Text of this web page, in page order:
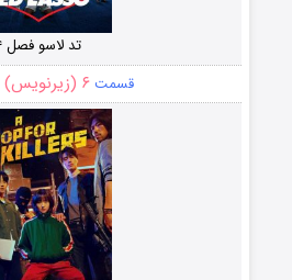
تد لاسو فصل ۴
قسمت ۶ (زیرنویس)